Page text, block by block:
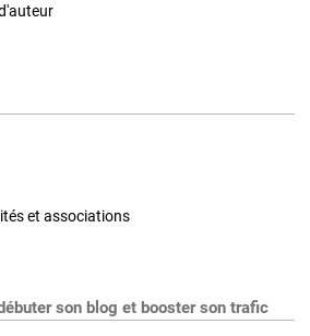
et associations
son blog et booster son trafic